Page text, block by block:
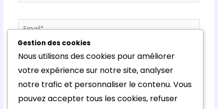
Email*
Site
Internet
Enregistrer mon nom, mon e-mail et mon site dans
Gestion des cookies
Nous utilisons des cookies pour améliorer
votre expérience sur notre site, analyser
notre trafic et personnaliser le contenu. Vous
pouvez accepter tous les cookies, refuser